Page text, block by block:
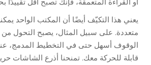
يعني هذا التكيّف أيضًا أن المكتب الواحد
متعددة. على سبيل المثال، يصبح التحول
الوقوف أسهل حتى في التخطيط المدمج،
قابلة للحركة معك. تمنحنا أذرع الشاشات